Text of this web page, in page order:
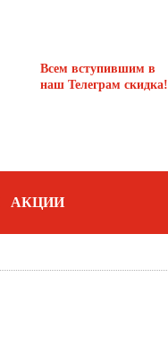
Всем вступившим в
наш Телеграм скидка!
АКЦИИ